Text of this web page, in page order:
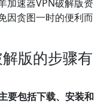
加速器VPN破解版资
因贪图一时的便利而
版的步骤有
要包括下载、安装和